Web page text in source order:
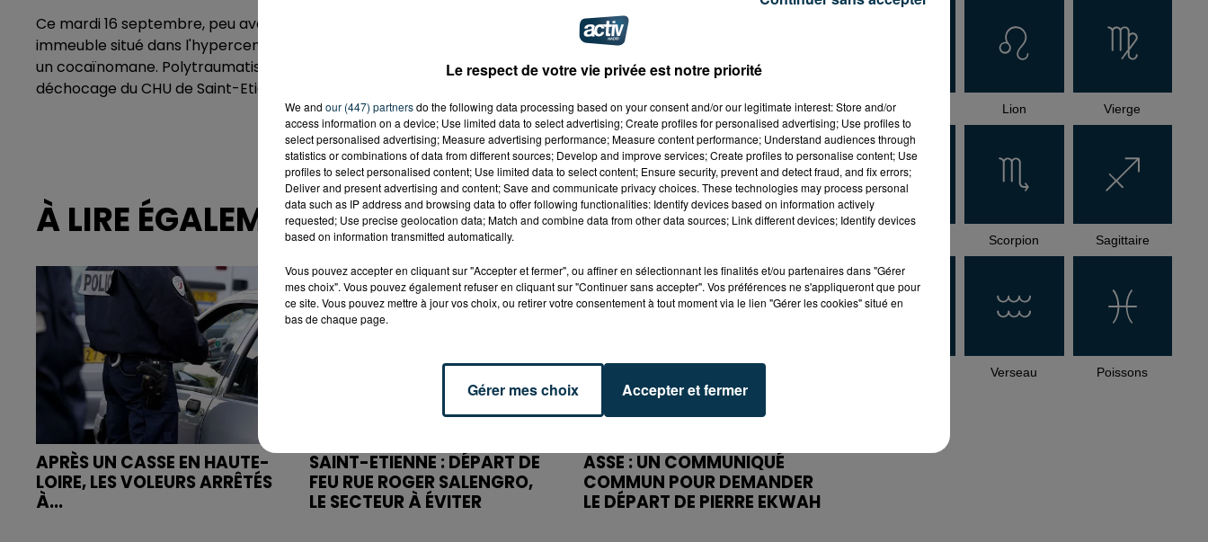
Ce mardi 16 septembre, peu avant 10 heures, un homme de 46 ans a chuté d'une fenêtre du 4ème étage d'un
immeuble situé dans l'hypercentre de Saint-Etienne. Sur place, les pompiers ont découvert que l'homme était
un cocaïnomane. Polytraumatisé, il a été pris en charge dans un état grave et transporté au service
déchocage du CHU de Saint-Etienne.
À LIRE ÉGALEMENT
APRÈS UN CASSE EN HAUTE-
LOIRE, LES VOLEURS ARRÊTÉS
À...
SAINT-ETIENNE : DÉPART DE
FEU RUE ROGER SALENGRO,
LE SECTEUR À ÉVITER
ASSE : UN COMMUNIQUÉ
COMMUN POUR DEMANDER
LE DÉPART DE PIERRE EKWAH
Cancer Lion Vierge
Scorpion Sagittaire
Verseau Poissons
Le respect de votre vie privée est notre priorité
We and our (447) partnersdo the following data processing based on your consent and/or our legitimate interest: Store and/or
access information on a device; Use limited data to select advertising; Create profiles for personalised advertising; Use profiles to
select personalised advertising; Measure advertising performance; Measure content performance; Understand audiences through
statistics or combinations of data from different sources; Develop and improve services; Create profiles to personalise content; Use
profiles to select personalised content; Use limited data to select content; Ensure security, prevent and detect fraud, and fix errors;
Deliver and present advertising and content; Save and communicate privacy choices. These technologies may process personal
data such as IP address and browsing data to offer following functionalities: Identify devices based on information actively
requested; Use precise geolocation data; Match and combine data from other data sources; Link different devices; Identify devices
based on information transmitted automatically.
Vous pouvez accepter en cliquant sur "Accepter et fermer", ou affiner en sélectionnant les finalités et/ou partenaires dans "Gérer
mes choix". Vous pouvez également refuser en cliquant sur "Continuer sans accepter". Vos préférences ne s'appliqueront que pour
ce site. Vous pouvez mettre à jour vos choix, ou retirer votre consentement à tout moment via le lien "Gérer les cookies" situé en
bas de chaque page.
Gérer mes choix Accepter et fermer